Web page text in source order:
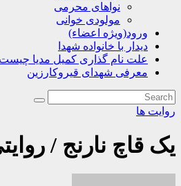
نواهای محرمی
مولودی خوانی
ورود(ویژه اعضاء)
دیدار با خانواده شهدا
علت نام گذاری کمیل مدیا
معرفی شهدای قیروکارزین
روایت ها
یک قاچ نارنج /